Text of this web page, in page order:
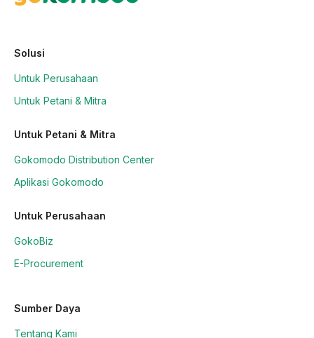
Solusi
Untuk Perusahaan
Untuk Petani & Mitra
Untuk Petani & Mitra
Gokomodo Distribution Center
Aplikasi Gokomodo
Untuk Perusahaan
GokoBiz
E-Procurement
Sumber Daya
Tentang Kami